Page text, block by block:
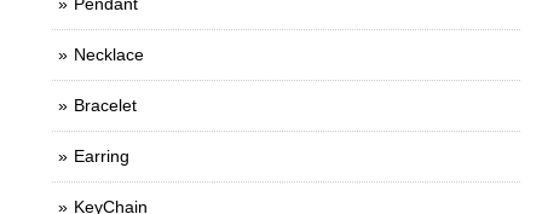
Necklace
Bracelet
Earring
KeyChain